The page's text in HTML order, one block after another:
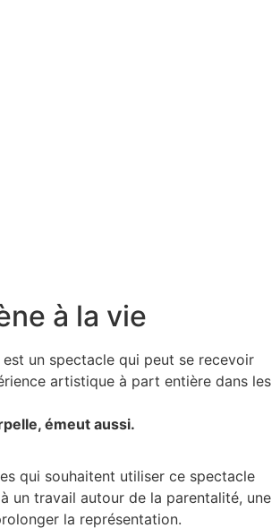
à la vie
est un spectacle qui peut se recevoir
artistique à part entière dans les
émeut aussi.
qui souhaitent utiliser ce spectacle
un travail autour de la parentalité, une
la représentation.